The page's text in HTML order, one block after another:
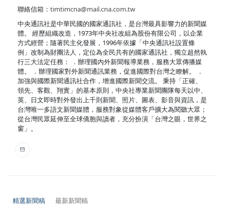
聯絡信箱： timtimcna@mail.cna.com.tw
中央通訊社是中華民國的國家通訊社，是台灣最具影響力的新聞媒
體。 經歷組織改造，1973年中央社改組為股份有限公司，以企業
方式經營；隨著民主化發展，1996年依據「中央通訊社設置條
例」改制為財團法人，定位為全民共有的國家通訊社，獨立超然執
行三大法定任務： ．辦理國內外新聞報導業務，服務大眾傳播媒
體。 ．辦理國家對外新聞通訊業務，促進國際對台灣之瞭解。 ．
加強與國際新聞通訊社合作，增進國際新聞交流。 秉持「正確、
領先、客觀、翔實」的基本原則，中央社專業新聞團隊每天以中、
英、日文即時對外發出上千則新聞、照片、圖表、影音與資訊，是
台灣唯一多語文新聞媒體，服務對象從媒體客戶擴大為閱聽大眾；
從台灣民眾延伸至全球僑胞與讀者，充分扮演「台灣之眼，世界之
窗」。
精選新聞稿 最新新聞稿